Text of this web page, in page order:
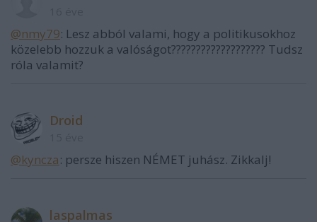
@nmy79: Lesz abból valami, hogy a politikusokhoz
közelebb hozzuk a valóságot??????????????????? Tudsz
róla valamit?
Droid
@kyncza: persze hiszen NÉMET juhász. Zikkalj!
laspalmas